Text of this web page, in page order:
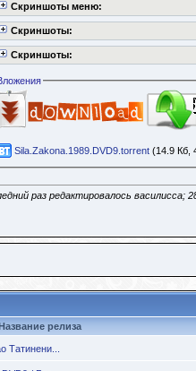
Скриншоты меню:
Скриншоты:
Скриншоты:
Sila.Zakona.1989.DVD9.torrent (14.9 Кб,
раз редактировалось василисса;
релиза
Татинени...